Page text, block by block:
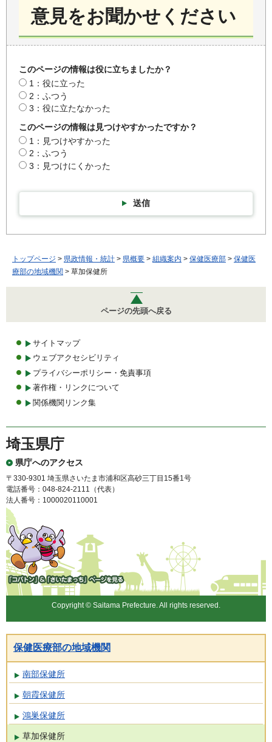
意見をお聞かせください
このページの情報は役に立ちましたか？
1：役に立った
2：ふつう
3：役に立たなかった
このページの情報は見つけやすかったですか？
1：見つけやすかった
2：ふつう
3：見つけにくかった
送信
トップページ > 県政情報・統計 > 県概要 > 組織案内 > 保健医療部 > 保健医
療部の地域機関 > 草加保健所
ページの先頭へ戻る
サイトマップ
ウェブアクセシビリティ
プライバシーポリシー・免責事項
著作権・リンクについて
関係機関リンク集
埼玉県庁
県庁へのアクセス
〒330-9301 埼玉県さいたま市浦和区高砂三丁目15番1号
電話番号：048-824-2111（代表）
法人番号：1000020110001
「コバトン」&「さいたまっ
ち」
Copyright © Saitama Prefecture. All rights reserved.
保健医療部の地域機関
南部保健所
朝霞保健所
鴻巣保健所
草加保健所